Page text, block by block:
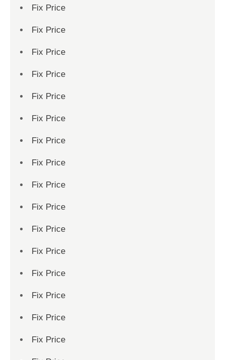
Fix Price
Fix Price
Fix Price
Fix Price
Fix Price
Fix Price
Fix Price
Fix Price
Fix Price
Fix Price
Fix Price
Fix Price
Fix Price
Fix Price
Fix Price
Fix Price